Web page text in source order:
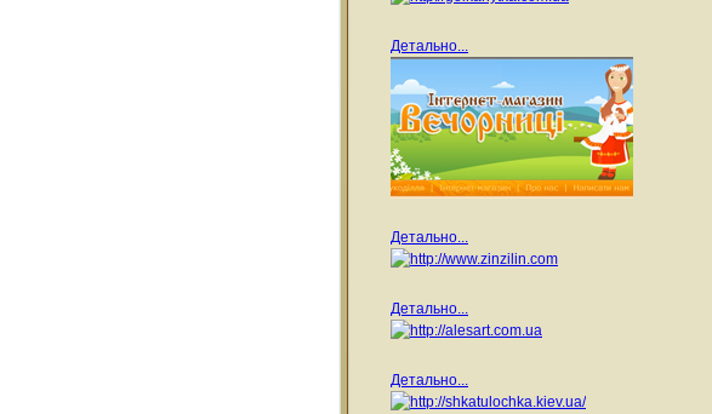
Детально...
Детально...
Детально...
Детально...